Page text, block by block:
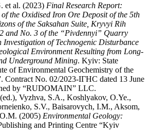
et al. (2023) Final Research Report:
the Oxidised Iron Ore Deposit of the 5th
of the Saksahan Suite, Kryvyi Rih
and No. 3 of the “Pivdennyi” Quarry
of Technogenic Disturbance
Environment Resulting from Long-
Underground Mining. Kyiv: State
of Environmental Geochemistry of the
Contract No. 02/2023-ІГНС dated 13 June
by “RUDOMAIN” LLC.
Vyzhva, S.A., Koshlyakov, O.Ye.,
S.V., Baisarovych, I.M., Aksom,
(2005) Environmental Geology:
and Printing Centre “Kyiv